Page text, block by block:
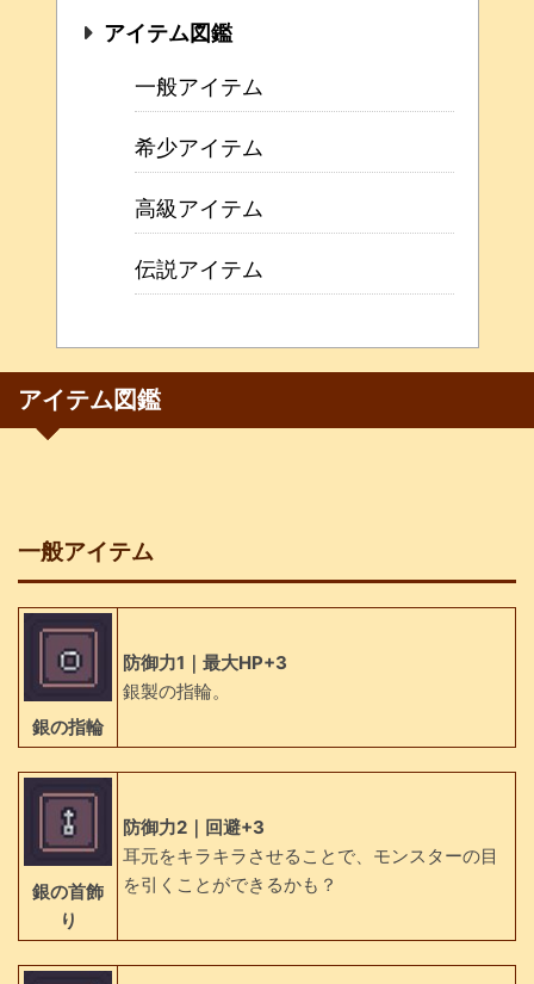
アイテム図鑑
一般アイテム
希少アイテム
高級アイテム
伝説アイテム
アイテム図鑑
一般アイテム
銀の指輪
防御力1｜最大HP+3
銀製の指輪。
銀の首飾
り
防御力2｜回避+3
耳元をキラキラさせることで、モンスターの目
を引くことができるかも？